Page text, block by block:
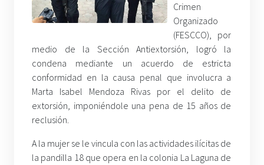
Crimen
Organizado
(FESCCO), por
medio de la Sección Antiextorsión, logró la
condena mediante un acuerdo de estricta
conformidad en la causa penal que involucra a
Marta Isabel Mendoza Rivas por el delito de
extorsión, imponiéndole una pena de 15 años de
reclusión.
A la mujer se le vincula con las actividades ilícitas de
la pandilla 18 que opera en la colonia La Laguna de